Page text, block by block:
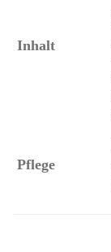
Inhalt
Pflege